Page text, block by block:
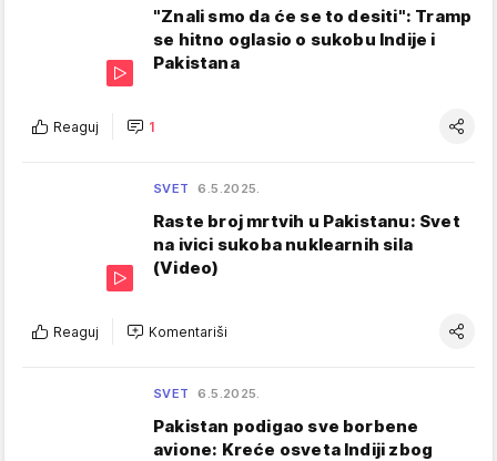
"Znali smo da će se to desiti": Tramp
se hitno oglasio o sukobu Indije i
Pakistana
Reaguj 1
SVET 6.5.2025.
Raste broj mrtvih u Pakistanu: Svet
na ivici sukoba nuklearnih sila
(Video)
Reaguj Komentariši
SVET 6.5.2025.
Pakistan podigao sve borbene
avione: Kreće osveta Indiji zbog